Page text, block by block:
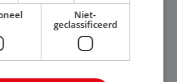
MBO
is het leukste dat er is. Of
is, of voor een ander: jij vindt
Niet-
geclassificeerd